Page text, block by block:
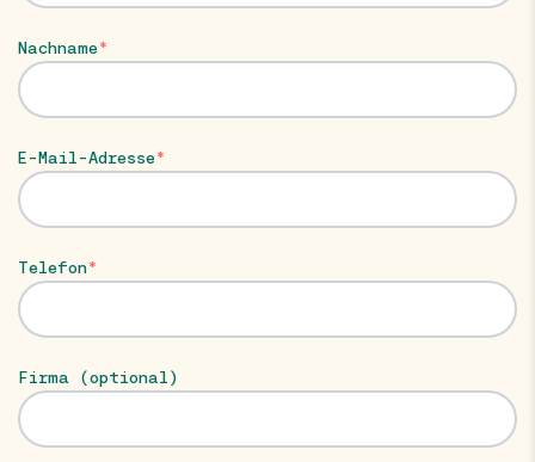
Nachname
E-Mail-Adresse
Telefon
Firma (optional)